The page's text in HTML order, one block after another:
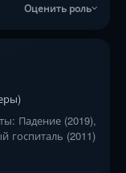
Оценить роль
Падение (2019),
госпиталь (2011)